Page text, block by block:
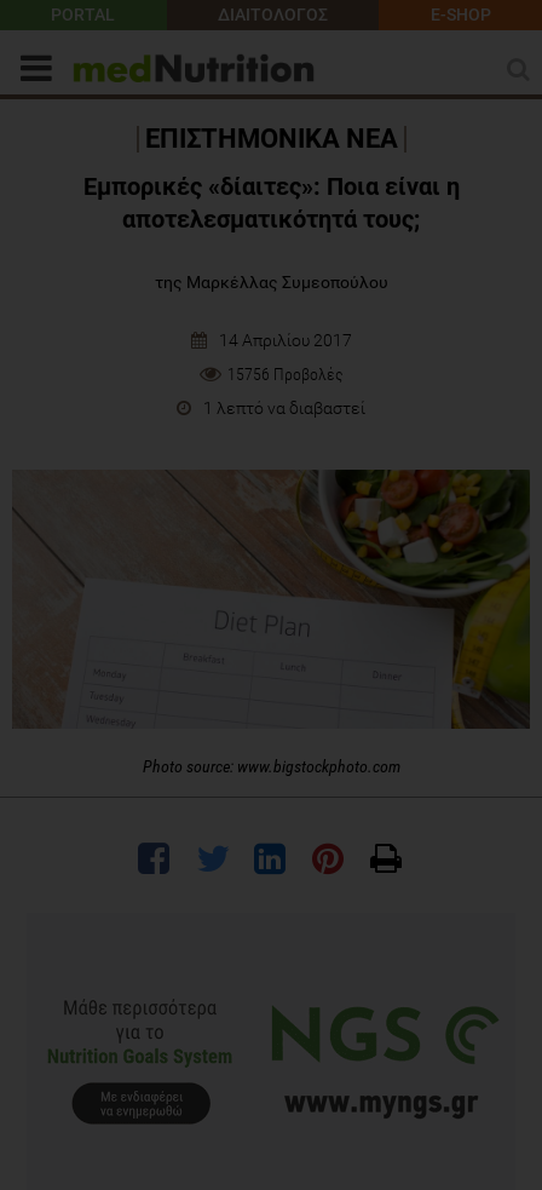
PORTAL ΔΙΑΙΤΟΛΟΓΟΣ E-SHOP
ΕΠΙΣΤΗΜΟΝΙΚΑ ΝΕΑ
Εμπορικές «δίαιτες»: Ποια είναι η
αποτελεσματικότητά τους;
της Μαρκέλλας Συμεοπούλου
14 Απριλίου 2017
15756 Προβολές
1 λεπτό να διαβαστεί
Photo source: www.bigstockphoto.com